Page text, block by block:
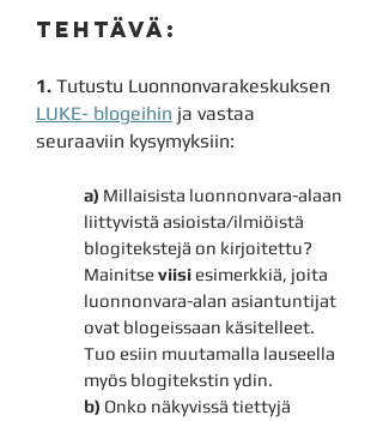
Tehtävä:
1. Tutustu Luonnonvarakeskuksen
LUKE- blogeihin ja vastaa
seuraaviin kysymyksiin:
a) Millaisista luonnonvara-alaan
liittyvistä asioista/ilmiöistä
blogitekstejä on kirjoitettu?
Mainitseviisi esimerkkiä, joita
luonnonvara-alan asiantuntijat
ovat blogeissaan käsitelleet.
Tuo esiin muutamalla lauseella
myös blogitekstin ydin.
b) Onko näkyvissä tiettyjä